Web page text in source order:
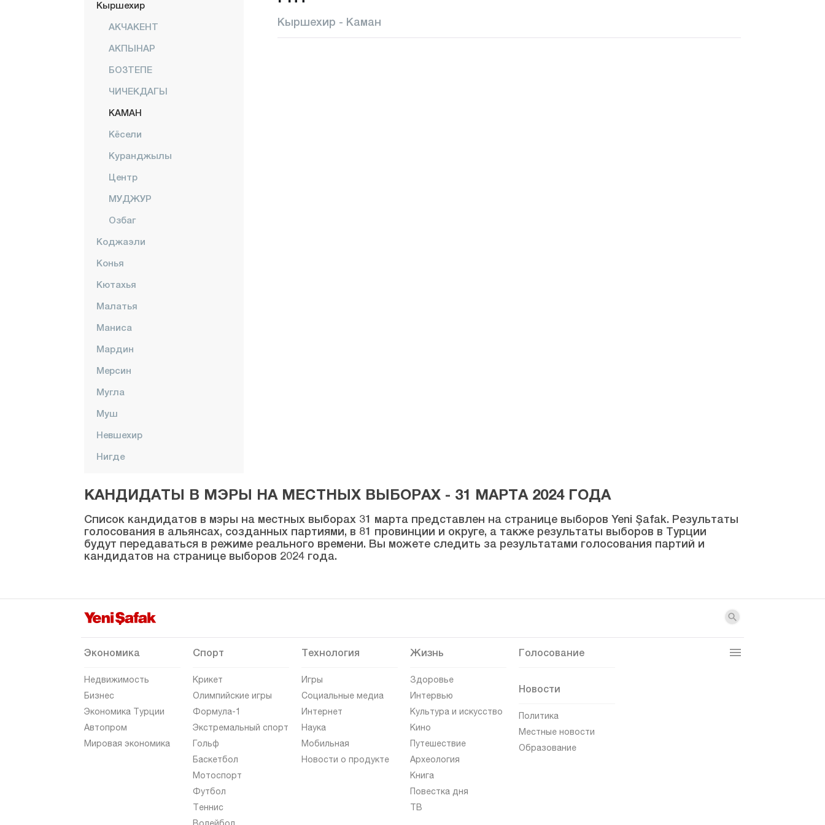
Кыршехир
АКЧАКЕНТ
АКПЫНАР
БОЗТЕПЕ
ЧИЧЕКДАГЫ
КАМАН
Кёсели
Куранджылы
Центр
МУДЖУР
Озбаг
Коджаэли
Конья
Кютахья
Малатья
Маниса
Мардин
Мерсин
Мугла
Муш
Невшехир
Нигде
Османие
Ризе
Сакарья
Самсун
Синоп
Шырнак
Текирдаг
Токат
Трабзон
Кыршехир - Каман
КАНДИДАТЫ В МЭРЫ НА МЕСТНЫХ ВЫБОРАХ - 31 МАРТА 2024 ГОДА
Список кандидатов в мэры на местных выборах 31 марта представлен на странице выборов Yeni Şafak. Результаты
голосования в альянсах, созданных партиями, в 81 провинции и округе, а также результаты выборов в Турции
будут передаваться в режиме реального времени. Вы можете следить за результатами голосования партий и
кандидатов на странице выборов 2024 года.
Экономика
Недвижимость
Бизнес
Экономика Турции
Автопром
Мировая экономика
Спорт
Крикет
Олимпийские игры
Формула-1
Экстремальный спорт
Гольф
Баскетбол
Мотоспорт
Футбол
Теннис
Технология
Игры
Социальные медиа
Интернет
Наука
Мобильная
Новости о продукте
Жизнь
Здоровье
Интервью
Культура и искусство
Кино
Путешествие
Археология
Книга
Повестка дня
ТВ
Голосование
Новости
Политика
Местные новости
Образование